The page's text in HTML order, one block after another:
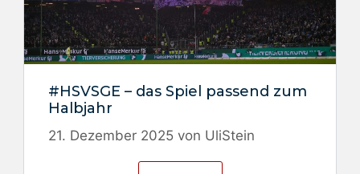
#HSVSGE – das Spiel passend zum
Halbjahr
21. Dezember 2025 von UliStein